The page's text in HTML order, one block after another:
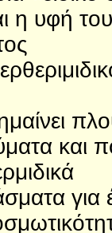
η υφή
για